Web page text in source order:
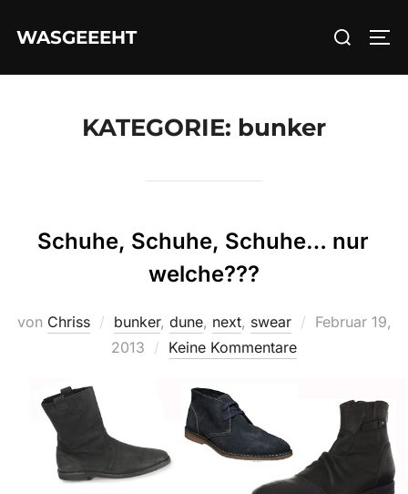
InhaltWASGEEEHT
Suchen
KATEGORIE: bunker
Schuhe, Schuhe, Schuhe… nur
welche???
von Chriss bunker, dune, next, swear
Veröffentlicht
Februar 19,
2013
Keine Kommentare